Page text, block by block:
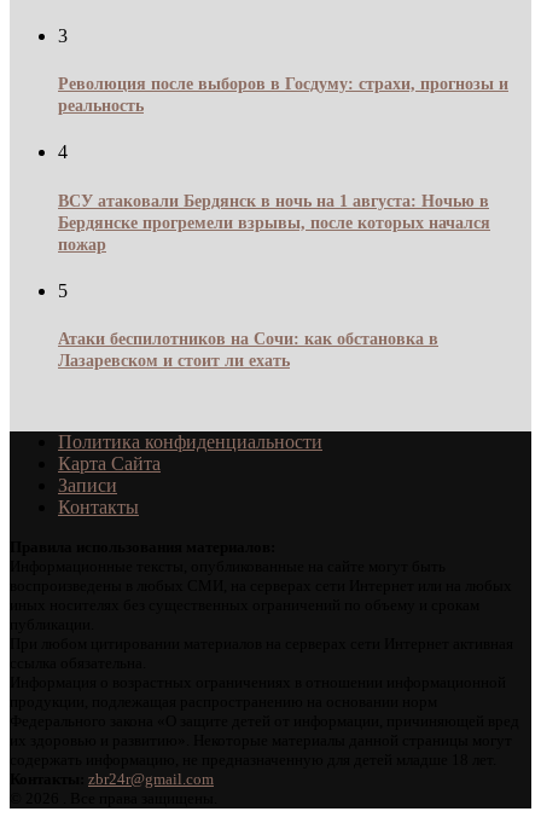
3
Революция после выборов в Госдуму: страхи, прогнозы и
реальность
4
ВСУ атаковали Бердянск в ночь на 1 августа: Ночью в
Бердянске прогремели взрывы, после которых начался
пожар
5
Атаки беспилотников на Сочи: как обстановка в
Лазаревском и стоит ли ехать
Политика конфиденциальности
Карта Сайта
Записи
Контакты
zbr24r@gmail.com